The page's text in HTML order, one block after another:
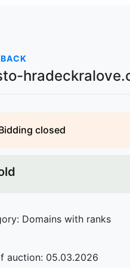
closed
Domains with ranks
auction: 05.03.2026